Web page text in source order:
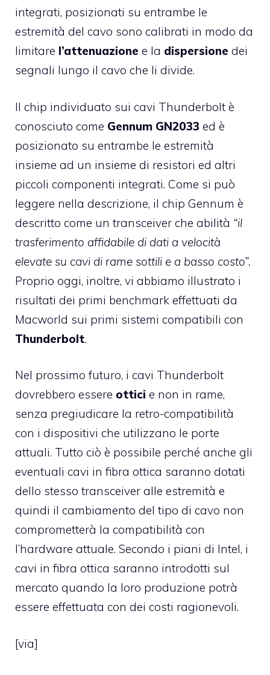
integrati, posizionati su entrambe le
estremità del cavo sono calibrati in modo da
limitare l’attenuazione e la dispersione dei
segnali lungo il cavo che li divide.
Il chip individuato sui cavi Thunderbolt è
conosciuto come Gennum GN2033 ed è
posizionato su entrambe le estremità
insieme ad un insieme di resistori ed altri
piccoli componenti integrati. Come si può
leggere nella descrizione, il chip Gennum è
descritto come un transceiver che abilità “il
trasferimento affidabile di dati a velocità
elevate su cavi di rame sottili e a basso costo”.
Proprio oggi, inoltre, vi abbiamo illustrato i
risultati dei primi benchmark effettuati da
Macworld sui primi sistemi compatibili con
Thunderbolt.
Nel prossimo futuro, i cavi Thunderbolt
dovrebbero essere ottici e non in rame,
senza pregiudicare la retro-compatibilità
con i dispositivi che utilizzano le porte
attuali. Tutto ciò è possibile perché anche gli
eventuali cavi in fibra ottica saranno dotati
dello stesso transceiver alle estremità e
quindi il cambiamento del tipo di cavo non
comprometterà la compatibilità con
l’hardware attuale. Secondo i piani di Intel, i
cavi in fibra ottica saranno introdotti sul
mercato quando la loro produzione potrà
essere effettuata con dei costi ragionevoli.
[via]